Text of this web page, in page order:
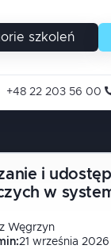
szkoleń
+48 22 203 56 00
i
w
Węgrzyn
21 września 2026